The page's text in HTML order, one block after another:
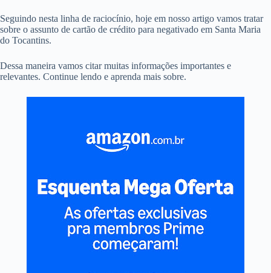
Seguindo nesta linha de raciocínio, hoje em nosso artigo vamos tratar
sobre o assunto de cartão de crédito para negativado em Santa Maria
do Tocantins.
Dessa maneira vamos citar muitas informações importantes e
relevantes. Continue lendo e aprenda mais sobre.